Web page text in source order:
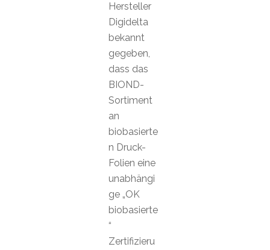
Hersteller
Digidelta
bekannt
gegeben,
dass das
BIOND-
Sortiment
an
biobasierte
n Druck-
Folien eine
unabhängi
ge „OK
biobasierte
“
Zertifizieru